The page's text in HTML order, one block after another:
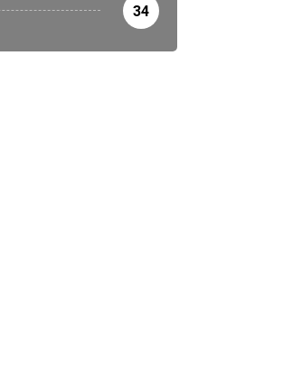
34